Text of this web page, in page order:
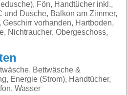
Fön, Handtücher inkl.,
und Dusche, Balkon am Zimmer,
vorhanden, Hartboden,
Nichtraucher, Obergeschoss,
Bettwäsche &
Energie (Strom), Handtücher,
Wasser